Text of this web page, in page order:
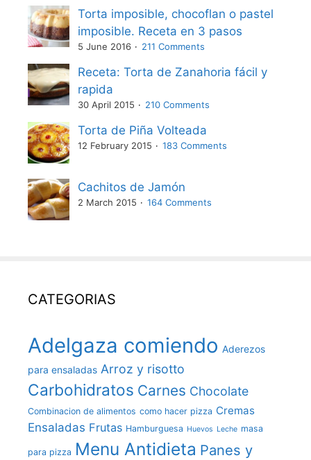
Torta imposible, chocoflan o pastel
imposible. Receta en 3 pasos
5 June 2016 211 Comments
Receta: Torta de Zanahoria fácil y
rapida
30 April 2015 210 Comments
Torta de Piña Volteada
12 February 2015 183 Comments
Cachitos de Jamón
2 March 2015 164 Comments
CATEGORIAS
Adelgaza comiendo Aderezos
para ensaladas Arroz y risotto
Carbohidratos Carnes Chocolate
Combinacion de alimentos como hacer pizza Cremas
Ensaladas Frutas Hamburguesa Huevos Leche masa
para pizza Menu Antidieta Panes y